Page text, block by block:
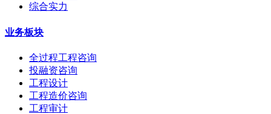
综合实力
业务板块
全过程工程咨询
投融资咨询
工程设计
工程造价咨询
工程审计